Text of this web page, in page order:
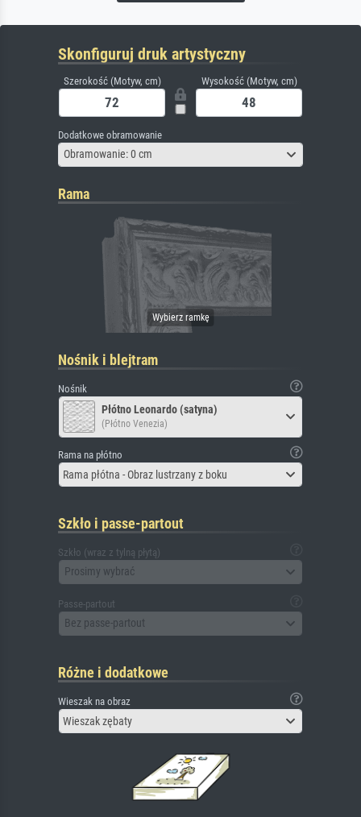
Skonfiguruj druk artystyczny
Szerokość (Motyw, cm) Wysokość (Motyw, cm)
Dodatkowe obramowanie
Obramowanie: 0 cm
Rama
Nośnik i blejtram
Nośnik
Płótno Leonardo (satyna)
(Płótno Venezia)
Rama na płótno
Rama płótna - Obraz lustrzany z boku
Szkło i passe-partout
Szkło (wraz z tylną płytą)
Prosimy wybrać
Passe-partout
Bez passe-partout
Różne i dodatkowe
Wieszak na obraz
Wieszak zębaty